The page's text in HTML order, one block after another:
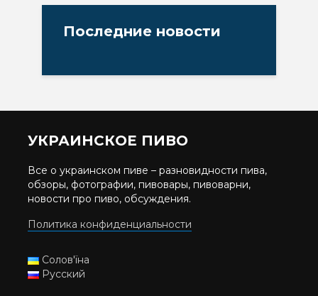
Последние новости
УКРАИНСКОЕ ПИВО
Все о украинском пиве – разновидности пива,
обзоры, фотографии, пивовары, пивоварни,
новости про пиво, обсуждения.
Политика конфиденциальности
Солов'їна
Русский